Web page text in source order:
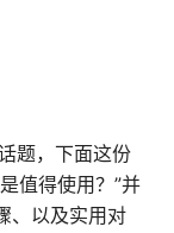
题，下面这份
值得使用？”并
、以及实用对